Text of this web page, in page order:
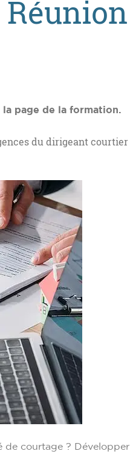
page de la formation.
du dirigeant courtier
de courtage ? Développer